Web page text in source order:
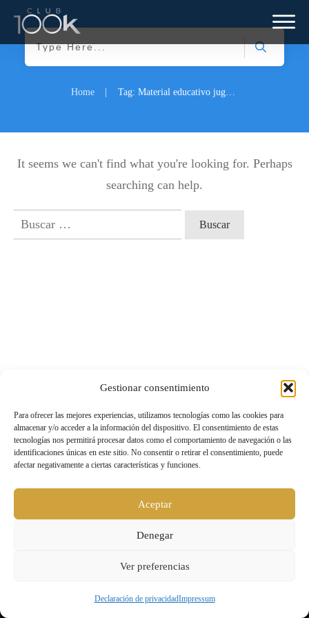
Gestionar consentimiento
Para ofrecer las mejores experiencias, utilizamos tecnologías como las cookies para
almacenar y/o acceder a la información del dispositivo. El consentimiento de estas
tecnologías nos permitirá procesar datos como el comportamiento de navegación o las
identificaciones únicas en este sitio. No consentir o retirar el consentimiento, puede
afectar negativamente a ciertas características y funciones.
Aceptar
Denegar
Ver preferencias
Declaración de privacidadImpressum
Home Tag: Material educativo juguetes y libros
It seems we can't find what you're looking for. Perhaps
searching can help.
Buscar:
Aviso legal y política de privacidad